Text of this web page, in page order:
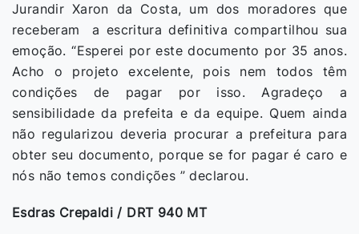
Jurandir Xaron da Costa, um dos moradores que
receberam a escritura definitiva compartilhou sua
emoção. “Esperei por este documento por 35 anos.
Acho o projeto excelente, pois nem todos têm
condições de pagar por isso. Agradeço a
sensibilidade da prefeita e da equipe. Quem ainda
não regularizou deveria procurar a prefeitura para
obter seu documento, porque se for pagar é caro e
nós não temos condições ” declarou.
Esdras Crepaldi / DRT 940 MT